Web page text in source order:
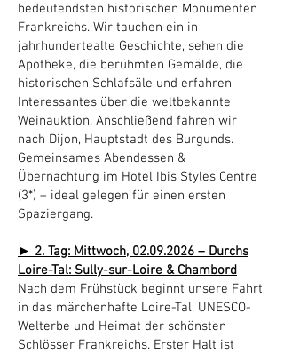
bedeutendsten historischen Monumenten
Frankreichs. Wir tauchen ein in
jahrhundertealte Geschichte, sehen die
Apotheke, die berühmten Gemälde, die
historischen Schlafsäle und erfahren
Interessantes über die weltbekannte
Weinauktion. Anschließend fahren wir
nach Dijon, Hauptstadt des Burgunds.
Gemeinsames Abendessen &
Übernachtung im Hotel Ibis Styles Centre
(3*) – ideal gelegen für einen ersten
Spaziergang.
► 2. Tag: Mittwoch, 02.09.2026 – Durchs
Loire-Tal: Sully-sur-Loire & Chambord
Nach dem Frühstück beginnt unsere Fahrt
in das märchenhafte Loire-Tal, UNESCO-
Welterbe und Heimat der schönsten
Schlösser Frankreichs. Erster Halt ist